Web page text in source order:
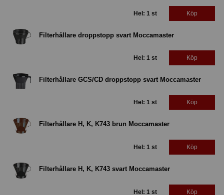
Hel: 1 st Köp
Filterhållare droppstopp svart Moccamaster
Hel: 1 st Köp
Filterhållare GCS/CD droppstopp svart Moccamaster
Hel: 1 st Köp
Filterhållare H, K, K743 brun Moccamaster
Hel: 1 st Köp
Filterhållare H, K, K743 svart Moccamaster
Hel: 1 st Köp